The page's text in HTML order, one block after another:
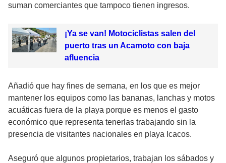
suman comerciantes que tampoco tienen ingresos.
¡Ya se van! Motociclistas salen del
puerto tras un Acamoto con baja
afluencia
Añadió que hay fines de semana, en los que es mejor
mantener los equipos como las bananas, lanchas y motos
acuáticas fuera de la playa porque es menos el gasto
económico que representa tenerlas trabajando sin la
presencia de visitantes nacionales en playa Icacos.
Aseguró que algunos propietarios, trabajan los sábados y